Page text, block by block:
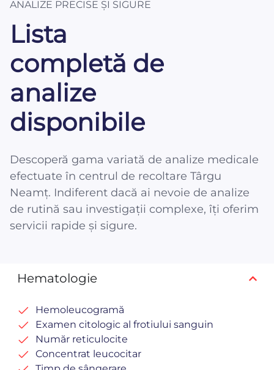
ANALIZE PRECISE ȘI SIGURE
Lista
completă de
analize
disponibile
Descoperă gama variată de analize medicale
efectuate în centrul de recoltare Târgu
Neamț. Indiferent dacă ai nevoie de analize
de rutină sau investigații complexe, îți oferim
servicii rapide și sigure.
Hematologie
Hemoleucogramă
Examen citologic al frotiului sanguin
Număr reticulocite
Concentrat leucocitar